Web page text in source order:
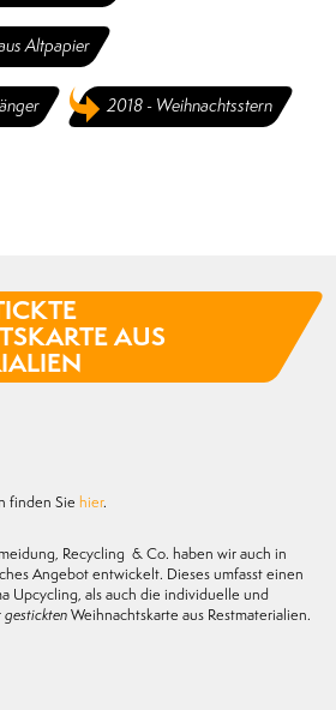
Altpapier
2018 - Weihnachtsstern
AUS
finden Sie hier.
Recycling & Co. haben wir auch in
Angebot entwickelt. Dieses umfasst einen
Upcycling, als auch die individuelle und
gestickten Weihnachtskarte aus Restmaterialien.